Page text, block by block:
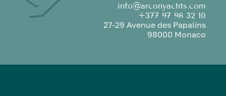
info@arconyachts.com
+377 97 98 32 10
27-29 Avenue des Papalins
98000 Monaco